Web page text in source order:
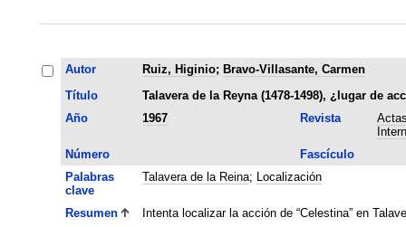
Autor Ruiz, Higinio; Bravo-Villasante, Carmen
Título
Talavera de la Reyna (1478-1498), ¿lugar de
Año
1967 Revista
Número
Fascículo
Palabras
clave
Talavera de la Reina; Localización
Resumen
Intenta localizar la acción de “Celestina” en